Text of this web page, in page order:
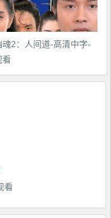
魂2：人间道-高清中字-
看
看